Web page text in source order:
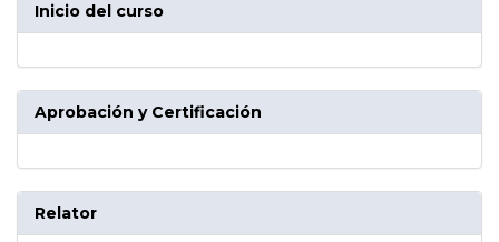
Inicio del curso
Aprobación y Certificación
Relator